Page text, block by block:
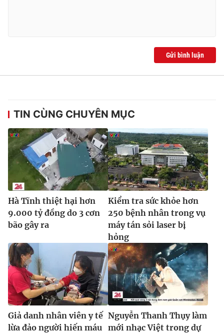
Nguyễn Thị Mỹ Hạnh, Phạm Quốc Thắng,
Nguyễn Trọng Ninh
Email:toasoan@vtv.vn
Liên hệ quảng cáo:024-7300.7108
® Cấm sao chép dưới mọi hình thức nếu không có sự chấp
thuận bằng văn bản. Ghi rõ nguồn VTV.vn khi phát hành lại
thông tin từ website này.
Gửi bình luận
TIN CÙNG CHUYÊN MỤC
Hà Tĩnh thiệt hại hơn
9.000 tỷ đồng do 3 cơn
bão gây ra
Kiểm tra sức khỏe hơn
250 bệnh nhân trong vụ
máy tán sỏi laser bị
hỏng
Giả danh nhân viên y tế
lừa đảo người hiến máu
Nguyễn Thanh Thụy làm
mới nhạc Việt trong dự